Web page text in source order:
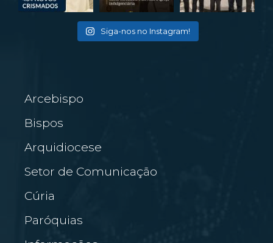
Siga-nos no Instagram!
Arcebispo
Bispos
Arquidiocese
Setor de Comunicação
Cúria
Paróquias